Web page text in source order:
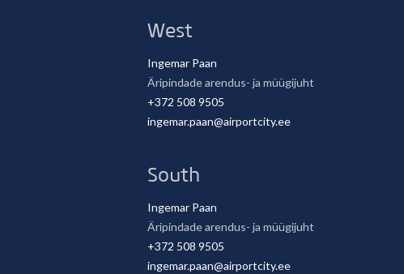
West
Ingemar Paan
Äripindade arendus- ja müügijuht
+372 508 9505
ingemar.paan@airportcity.ee
South
Ingemar Paan
Äripindade arendus- ja müügijuht
+372 508 9505
ingemar.paan@airportcity.ee